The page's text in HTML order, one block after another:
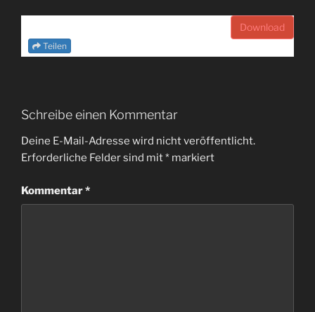
Download
Teilen
Schreibe einen Kommentar
Deine E-Mail-Adresse wird nicht veröffentlicht.
Erforderliche Felder sind mit* markiert
Kommentar*